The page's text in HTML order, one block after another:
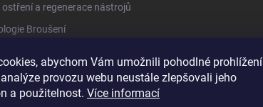
abychom Vám umožnili pohodlné prohlížení
provozu webu neustále zlepšovali jeho
a použitelnost. Více informací
ostření a regenerace nástrojů
Broušení
Laserová Ablace